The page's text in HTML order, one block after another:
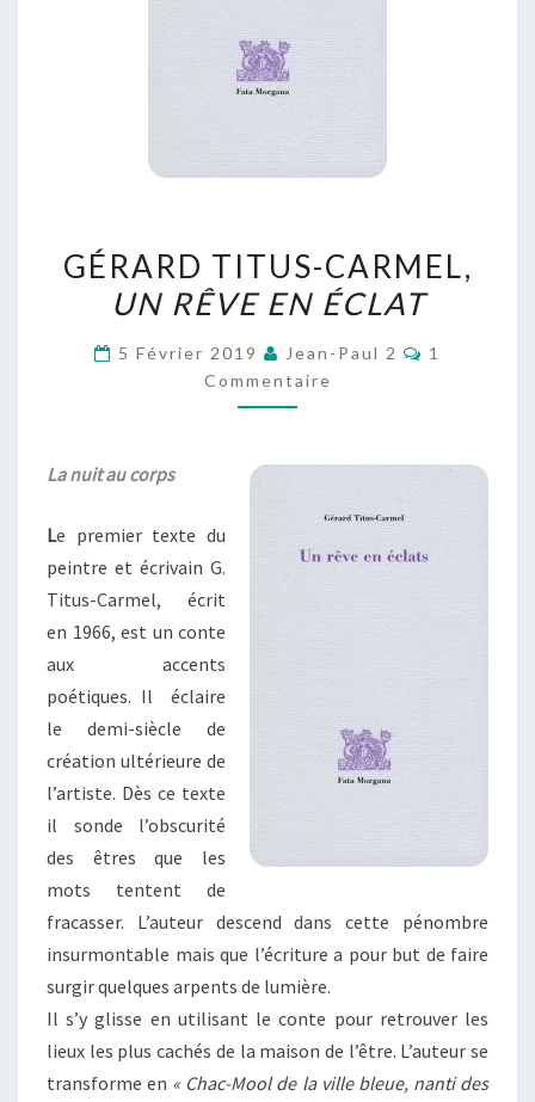
TITUS-
CARMEL,
RÊVE
EN
GÉRARD TITUS-CARMEL,
UN RÊVE EN ÉCLAT
5 Février 2019 Jean-Paul 2
1
Commentaire
La nuit au corps
Le premier texte du
peintre et écrivain G.
Titus-Carmel, écrit
en 1966, est un conte
aux accents
poétiques. Il éclaire
le demi-siècle de
création ultérieure de
l’artiste. Dès ce texte
il sonde l’obscurité
des êtres que les
mots tentent de
fracasser. L’auteur descend dans cette pénombre
insurmontable mais que l’écriture a pour but de faire
surgir quelques arpents de lumière.
Il s’y glisse en utilisant le conte pour retrouver les
lieux les plus cachés de la maison de l’être. L’auteur se
transforme en « Chac-Mool de la ville bleue, nanti des